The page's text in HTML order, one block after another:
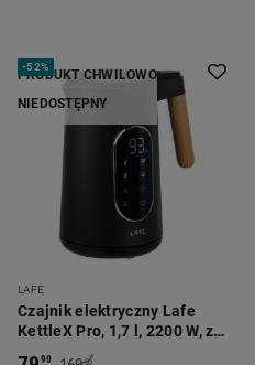
PRODUKT CHWILOWO
NIEDOSTĘPNY
-52%
LAFE
Czajnik elektryczny Lafe
KettleX Pro, 1,7 l, 2200 W, z
regulacją temperatury
90 00*